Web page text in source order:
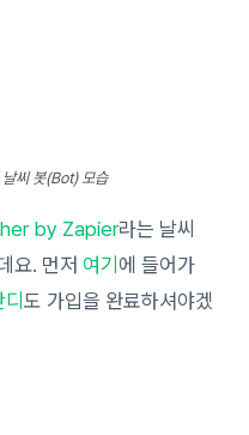
씨 봇(Bot) 모습
by Zapier라는 날씨
요. 먼저 여기에 들어가
디도 가입을 완료하셔야겠